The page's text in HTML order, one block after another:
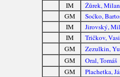
IM
Žůrek, Milan
GM
Soćko,
IM
Jirovský,
IM
Tričkov,
GM
Zezulkin,
GM
Oral, Tomáš
GM
Plachetka,